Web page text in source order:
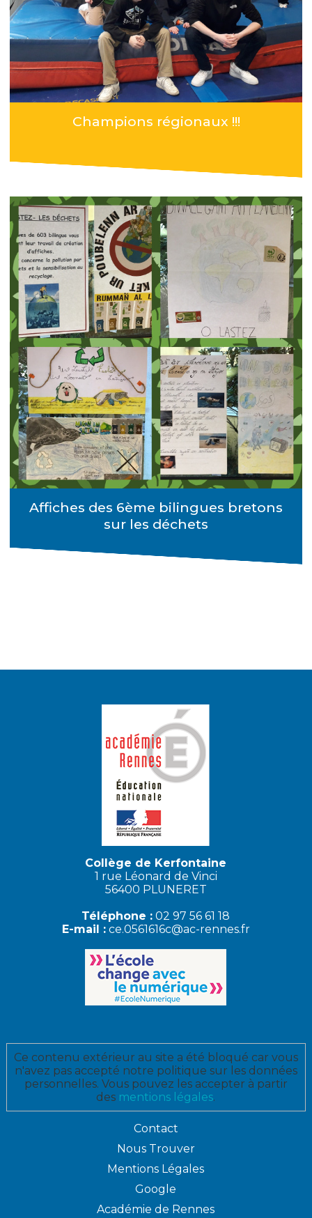
Champions régionaux !!!
Affiches des 6ème bilingues bretons
sur les déchets
Collège de Kerfontaine
1 rue Léonard de Vinci
56400 PLUNERET
Téléphone : 02 97 56 61 18
E-mail : ce.0561616c@ac-rennes.fr
Ce contenu extérieur au site a été bloqué car vous
n'avez pas accepté notre politique sur les données
personnelles. Vous pouvez les accepter à partir
des mentions légales.
Contact
Nous Trouver
Mentions Légales
Google
Académie de Rennes